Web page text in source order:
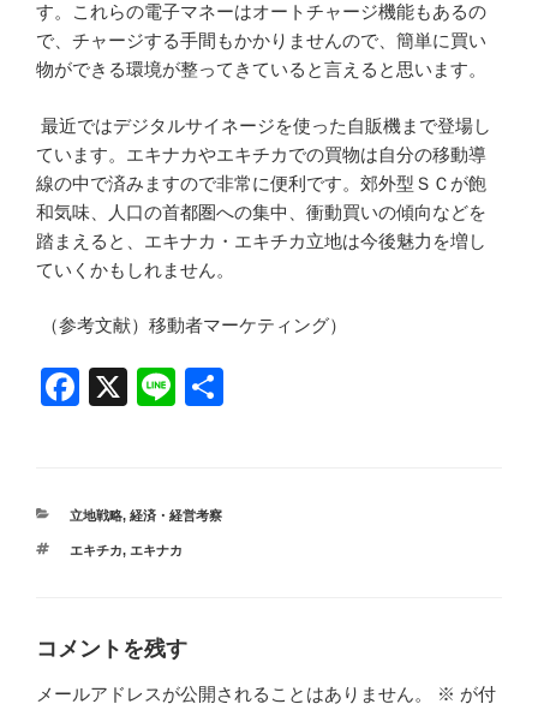
す。これらの電子マネーはオートチャージ機能もあるの
で、チャージする手間もかかりませんので、簡単に買い
物ができる環境が整ってきていると言えると思います。
最近ではデジタルサイネージを使った自販機まで登場し
ています。エキナカやエキチカでの買物は自分の移動導
線の中で済みますので非常に便利です。郊外型ＳＣが飽
和気味、人口の首都圏への集中、衝動買いの傾向などを
踏まえると、エキナカ・エキチカ立地は今後魅力を増し
ていくかもしれません。
（参考文献）移動者マーケティング）
F
e
b
k
X
Li
カ
ゴ
立地戦略, 経済・経営考察
タ
エキチカ, エキナカ
コメントを残す
メールアドレスが公開されることはありません。 ※ が付